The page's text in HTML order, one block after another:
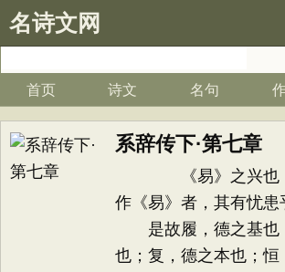
名诗文网
首页 诗文 名句
系辞传下·第七章
《易》之兴也，
作《易》者，其有忧患
是故履，德之基也
也；复，德之本也；恒